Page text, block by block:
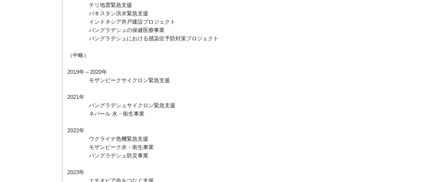
チリ地震緊急支援
パキスタン洪水緊急支援
インドネシア井戸建設プロジェクト
バングラデシュの保健医療事業
バングラデシュにおける感染症予防対策プロジェクト
（中略）
2019年～2020年
モザンビークサイクロン緊急支援
2021年
バングラデシュサイクロン緊急支援
ネパール 水・衛生事業
2022年
ウクライナ危機緊急支援
モザンビーク水・衛生事業
バングラデシュ防災事業
2023年
エチオピア命をつなぐ支援